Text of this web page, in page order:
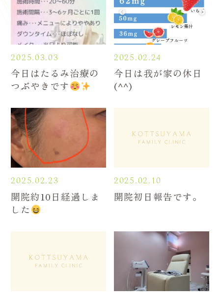
2025.03.03
今日はたるみ治療の
つぶやきです
2025.02.24
今日は我が家の休日
(^^)
2025.02.23
開院約10日経過しま
した
2025.02.10
開院初日報告です。